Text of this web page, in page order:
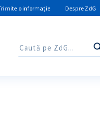
o informație Despre ZdG